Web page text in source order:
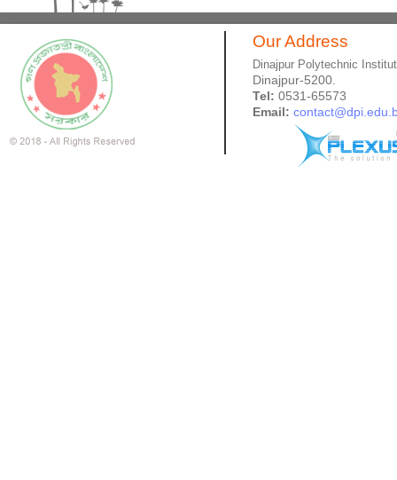
Our Address
Dinajpur Polytechnic
Dinajpur-5200.
Tel: 0531-65573
Email: